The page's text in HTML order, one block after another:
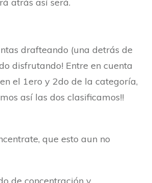
atrás así será.
drafteando (una detrás de
disfrutando! Entre en cuenta
el 1ero y 2do de la categoría,
así las dos clasificamos!!
que esto aun no